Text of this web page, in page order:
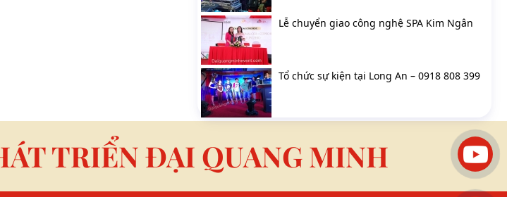
Lễ chuyển giao công nghệ SPA Kim Ngân
Tổ chức sự kiện tại Long An – 0918 808 399
TRIỂN ĐẠI QUANG MINH